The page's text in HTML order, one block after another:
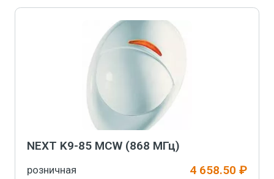
NEXT K9-85 MCW (868 МГц)
розничная 4 658.50 ₽